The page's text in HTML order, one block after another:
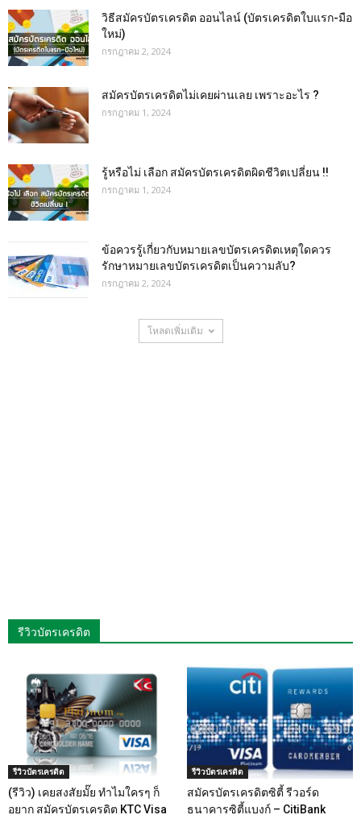
วิธีสมัครบัตรเครดิต ออนไลน์ (บัตรเครดิตใบแรก-มือ
ใหม่)
กรกฎาคม 2, 2024
สมัครบัตรเครดิตไม่เคยผ่านเลย เพราะอะไร ?
กรกฎาคม 1, 2024
รู้หรือไม่ เลือก สมัครบัตรเครดิตผิดชีวิตเปลี่ยน !!
กรกฎาคม 1, 2024
ข้อควรรู้เกี่ยวกับหมายเลขบัตรเครดิตเหตุใดควร
รักษาหมายเลขบัตรเครดิตเป็นความลับ?
กรกฎาคม 2, 2024
โหลดเพิ่มเติม
รีวิวบัตรเครดิต
รีวิวบัตรเครดิต
(รีวิว) เคยสงสัยมั๊ย ทำไมใครๆ ก็
อยาก สมัครบัตรเครดิต KTC Visa
รีวิวบัตรเครดิต
สมัครบัตรเครดิตซิตี้ รีวอร์ด
ธนาคารซิตี้แบงก์ – CitiBank